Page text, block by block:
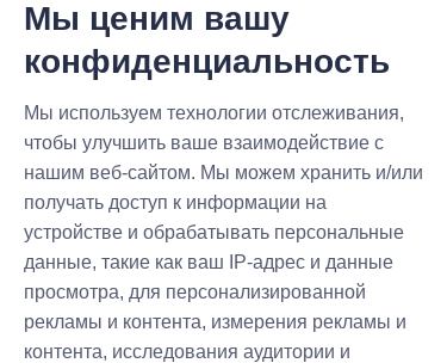
Имя
Компания
Мы ценим вашу
конфиденциальность
Мы используем технологии отслеживания,
чтобы улучшить ваше взаимодействие с
нашим веб-сайтом. Мы можем хранить и/или
получать доступ к информации на
устройстве и обрабатывать персональные
данные, такие как ваш IP-адрес и данные
просмотра, для персонализированной
рекламы и контента, измерения рекламы и
контента, исследования аудитории и